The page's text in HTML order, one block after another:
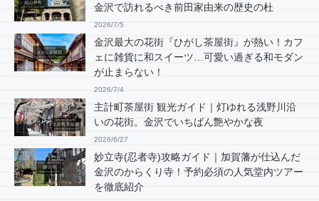
金沢で訪れるべき前田家由来の歴史の杜
2026/7/5
金沢最大の花街『ひがし茶屋街』が熱い！カフ
ェに雑貨に和スイーツ…可愛い過ぎる和モダン
が止まらない！
2026/7/4
主計町茶屋街 観光ガイド｜灯ゆれる浅野川沿
いの花街。金沢でいちばん艶やかな夜
2026/6/27
妙立寺(忍者寺)攻略ガイド｜加賀藩が仕込んだ
金沢のからくり寺！予約必須の人気堂内ツアー
を徹底紹介